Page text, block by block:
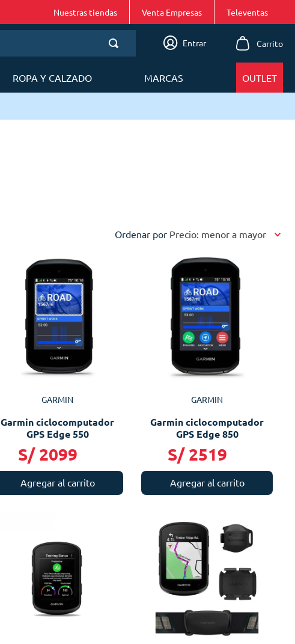
Nuestras tiendas Venta Empresas
Entrar
ROPA Y CALZADO MARCAS OUTLET
Ordenar por Precio: menor a mayor
GARMIN
Garmin ciclocomputador
GPS Edge 550
S/ 2099
Agregar al carrito
GARMIN
Garmin ciclocomputador
GPS Edge 850
S/ 2519
Agregar al carrito